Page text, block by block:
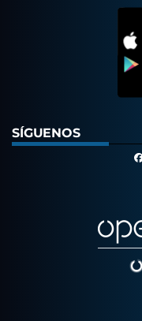
SÍGUENOS